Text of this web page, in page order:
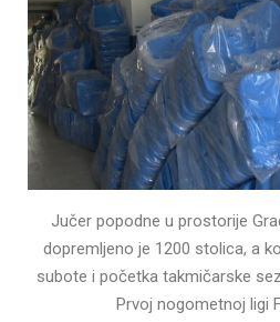
Jučer popodne u prostorije
dopremljeno je 1200 stolica, a
subote i početka takmičarske
Prvoj nogometnoj ligi